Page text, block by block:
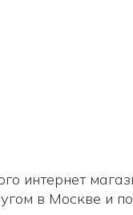
интернет
в Москве и по